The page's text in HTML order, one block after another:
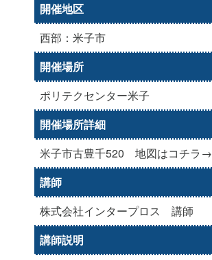
開催地区
西部：米子市
開催場所
ポリテクセンター米子
開催場所詳細
米子市古豊千520 地図はコチラ→
講師
株式会社インタープロス 講師
講師説明